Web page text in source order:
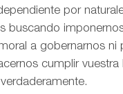
por
buscando
a gobernarnos ni
cumplir vuestra